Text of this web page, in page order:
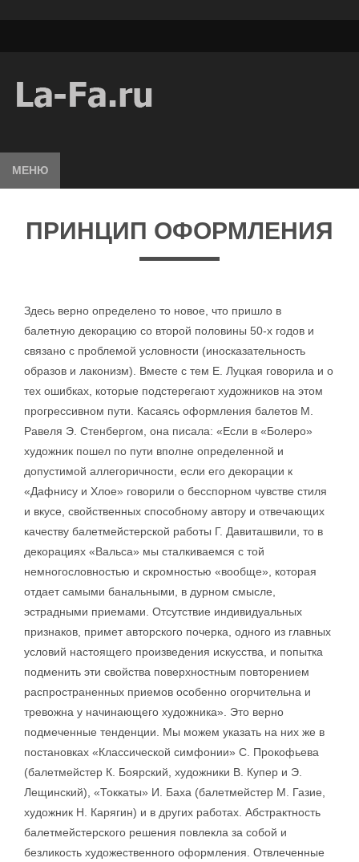
МЕНЮ
ПРИНЦИП ОФОРМЛЕНИЯ
Здесь верно определено то новое, что пришло в
балетную декорацию со второй половины 50-х годов и
связано с проблемой условности (иносказательность
образов и лаконизм). Вместе с тем Е. Луцкая говорила и о
тех ошибках, которые подстерегают художников на этом
прогрессивном пути. Касаясь оформления балетов М.
Равеля Э. Стенбергом, она писала: «Если в «Болеро»
художник пошел по пути вполне определенной и
допустимой аллегоричности, если его декорации к
«Дафнису и Хлое» говорили о бесспорном чувстве стиля
и вкусе, свойственных способному автору и отвечающих
качеству балетмейстерской работы Г. Давиташвили, то в
декорациях «Вальса» мы сталкиваемся с той
немногословностью и скромностью «вообще», которая
отдает самыми банальными, в дурном смысле,
эстрадными приемами. Отсутствие индивидуальных
признаков, примет авторского почерка, одного из главных
условий настоящего произведения искусства, и попытка
подменить эти свойства поверхностным повторением
распространенных приемов особенно огорчительна и
тревожна у начинающего художника». Это верно
подмеченные тенденции. Мы можем указать на них же в
постановках «Классической симфонии» С. Прокофьева
(балетмейстер К. Боярский, художники В. Купер и Э.
Лещинский), «Токкаты» И. Баха (балетмейстер М. Газие,
художник Н. Карягин) и в других работах. Абстрактность
балетмейстерского решения повлекла за собой и
безликость художественного оформления. Отвлеченные